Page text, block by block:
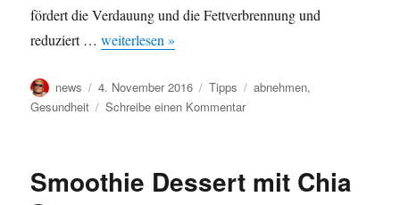
fördert die Verdauung und die Fettverbrennung und
reduziert …weiterlesen »
Autor
news
Veröffentlicht
am
4. November 2016 Kategorien
Tipps Schlagwörter
abnehmen,
Gesundheit
Schreibe einen Kommentarzu
Abnehmen
Smoothie Dessert mit Chia